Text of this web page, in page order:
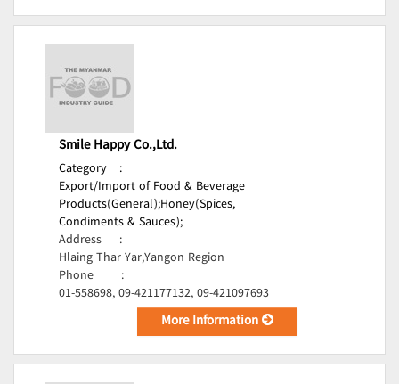
Smile Happy Co.,Ltd.
Category
:
Export/Import of Food & Beverage
Products(General);Honey(Spices,
Condiments & Sauces);
Address
:
Hlaing Thar Yar,Yangon Region
Phone
:
01-558698, 09-421177132, 09-421097693
More Information